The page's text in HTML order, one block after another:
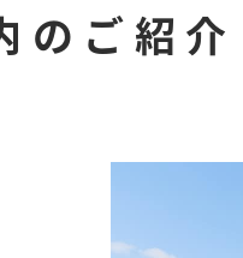
のご紹介